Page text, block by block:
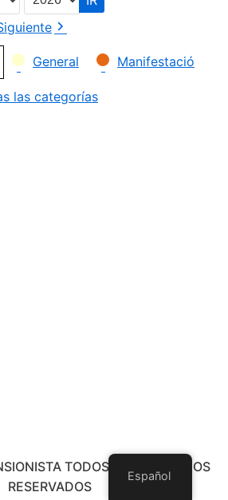
General Manifestació
las categorías
TODOS LOS DERECHOS
RESERVADOS
Español